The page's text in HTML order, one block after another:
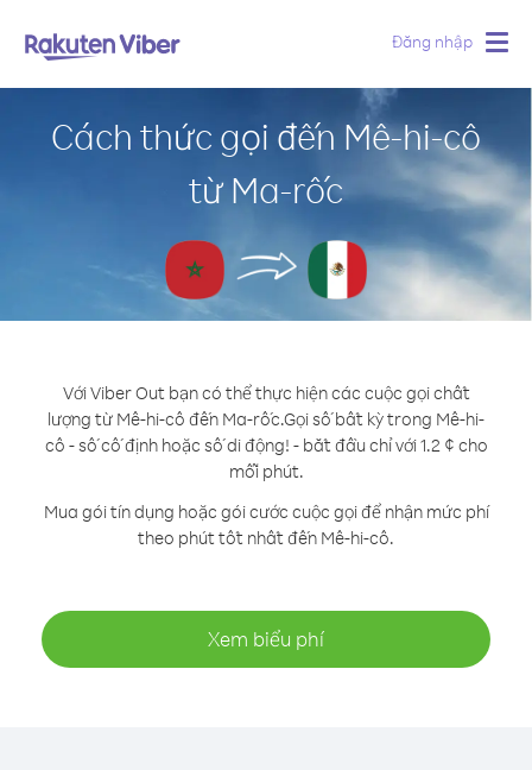
Đăng nhập
Cách thức gọi đến Mê-hi-cô
từ Ma-rốc
Với Viber Out bạn có thể thực hiện các cuộc gọi chất
lượng từ Mê-hi-cô đến Ma-rốc.Gọi số bất kỳ trong Mê-hi-
cô - số cố định hoặc số di động! - bắt đầu chỉ với 1.2 ¢ cho
mỗi phút.
Mua gói tín dụng hoặc gói cước cuộc gọi để nhận mức phí
theo phút tốt nhất đến Mê-hi-cô.
Xem biểu phí